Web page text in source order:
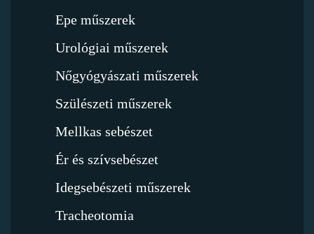
Epe műszerek
Urológiai műszerek
Nőgyógyászati műszerek
Szülészeti műszerek
Mellkas sebészet
Ér és szívsebészet
Idegsebészeti műszerek
Tracheotomia